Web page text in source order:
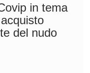
in tema
del nudo